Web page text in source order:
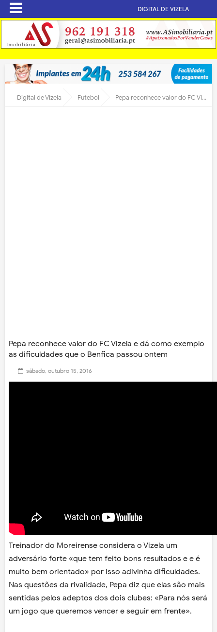
DIGITAL DE VIZELA
Digital de Vizela Futebol Pepa reconhece valor do FC Vizela e dá como exemplo as dificuldades que o Benfica passou ontem
Pepa reconhece valor do FC Vizela e dá como exemplo
as dificuldades que o Benfica passou ontem
sábado, outubro 15, 2016
Treinador do Moreirense considera o Vizela um
adversário forte «que tem feito bons resultados e e é
muito bem orientado» por isso adivinha dificuldades.
Nas questões da rivalidade, Pepa diz que elas são mais
sentidas pelos adeptos dos dois clubes: «Para nós será
um jogo que queremos vencer e seguir em frente».